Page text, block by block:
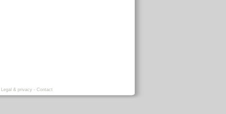
Legal & privacy - Contact